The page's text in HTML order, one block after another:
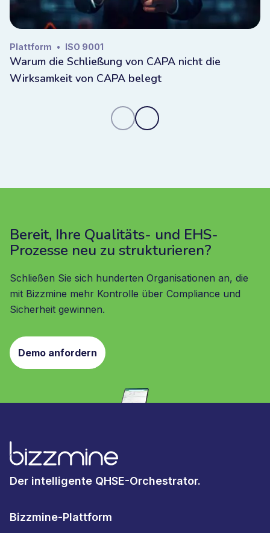
Plattform • ISO 9001
Warum die Schließung von CAPA nicht die
Wirksamkeit von CAPA belegt
Bereit, Ihre Qualitäts- und EHS-
Prozesse neu zu strukturieren?
Schließen Sie sich hunderten Organisationen an, die
mit Bizzmine mehr Kontrolle über Compliance und
Sicherheit gewinnen.
Demo anfordern
Der intelligente QHSE-Orchestrator.
Bizzmine-Plattform